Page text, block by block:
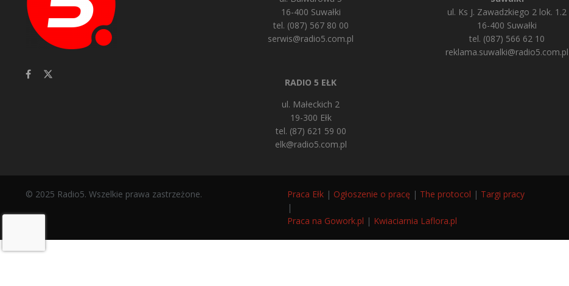
16-400 Suwałki
tel. (087) 567 80 00
serwis@radio5.com.pl
RADIO 5 EŁK
ul. Małeckich 2
19-300 Ełk
tel. (87) 621 59 00
elk@radio5.com.pl
ul. Ks J. Zawadzkiego 2 lok. 1.2
16-400 Suwałki
tel. (087) 566 62 10
reklama.suwalki@radio5.com.pl
© 2025 Radio5. Wszelkie prawa zastrzeżone. Praca Ełk | Ogłoszenie o pracę | The protocol | Targi pracy
|
Praca na Gowork.pl | Kwiaciarnia Laflora.pl